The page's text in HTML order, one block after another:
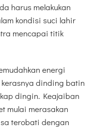
harus melakukan
kondisi suci lahir
mencapai titik
energi
dinding batin
dingin. Keajaiban
mulai merasakan
terobati dengan